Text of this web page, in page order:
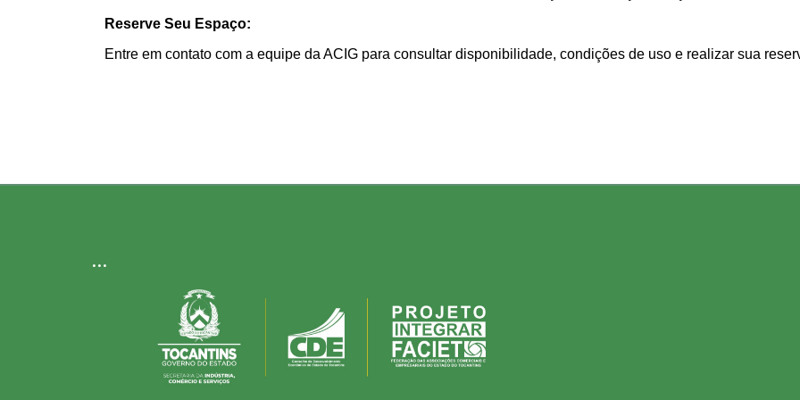
Reserve Seu Espaço:
Entre em contato com a equipe da ACIG para consultar disponibilidade, condições de uso e realizar sua
...